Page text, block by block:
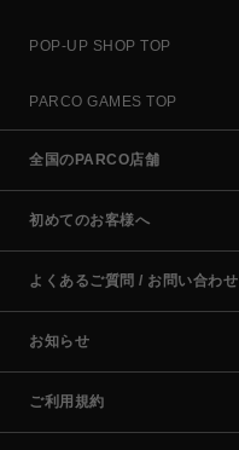
POP-UP SHOP TOP
PARCO GAMES TOP
全国のPARCO店舗
初めてのお客様へ
よくあるご質問 / お問い合わせ
お知らせ
ご利用規約